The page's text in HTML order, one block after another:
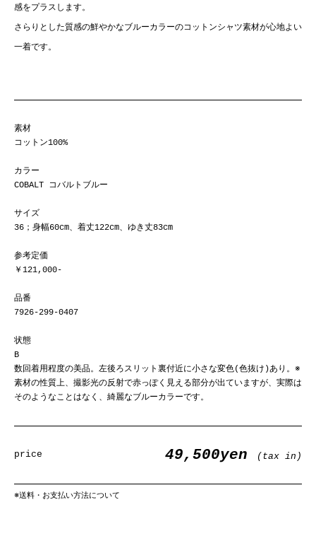
感をプラスします。
さらりとした質感の鮮やかなブルーカラーのコットンシャツ素材が心地よい
一着です。
素材
コットン100%
カラー
COBALT コバルトブルー
サイズ
36；身幅60cm、着丈122cm、ゆき丈83cm
参考定価
￥121,000-
品番
7926-299-0407
状態
B
数回着用程度の美品。左後ろスリット裏付近に小さな変色(色抜け)あり。※
素材の性質上、撮影光の反射で赤っぽく見える部分が出ていますが、実際は
そのようなことはなく、綺麗なブルーカラーです。
price 49,500yen (tax in)
※送料・お支払い方法について